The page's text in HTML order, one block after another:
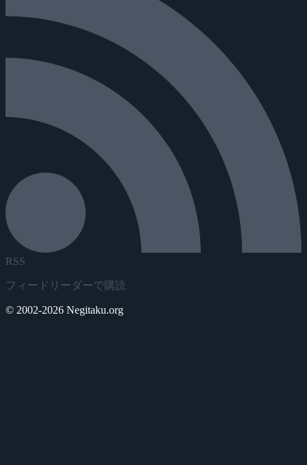
RSS
フィードリーダーで購読
© 2002-2026 Negitaku.org